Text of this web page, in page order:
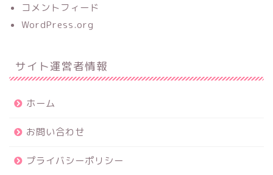
コメントフィード
WordPress.org
サイト運営者情報
ホーム
お問い合わせ
プライバシーポリシー